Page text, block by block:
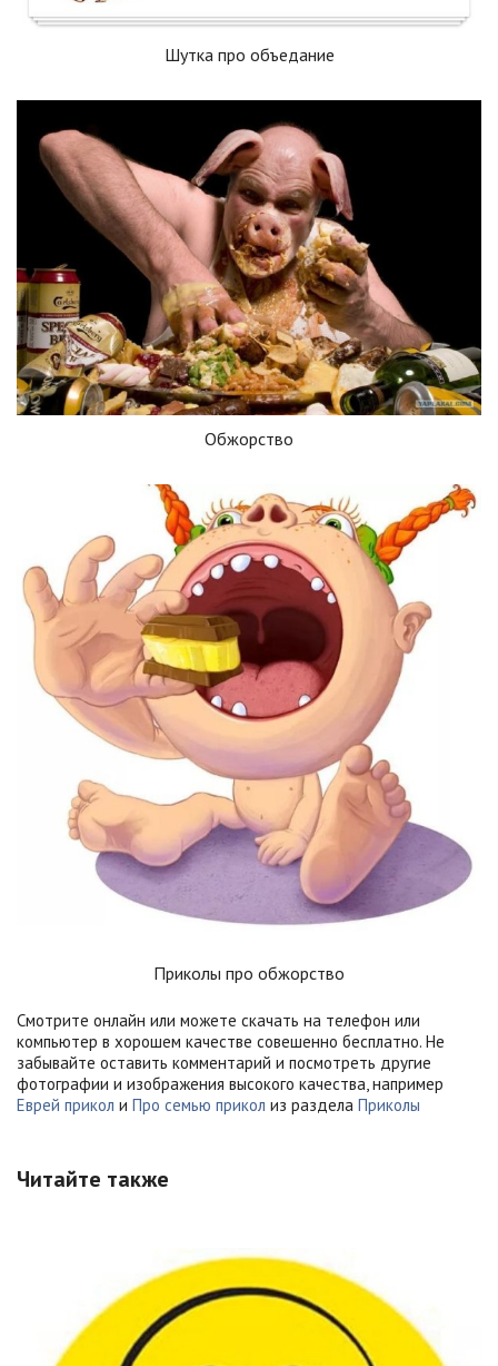
Шутка про объедание
Обжорство
Приколы про обжорство
Смотрите онлайн или можете скачать на телефон или
компьютер в хорошем качестве совешенно бесплатно. Не
забывайте оставить комментарий и посмотреть другие
фотографии и изображения высокого качества, например
Еврей прикол и Про семью прикол из раздела Приколы
Читайте также